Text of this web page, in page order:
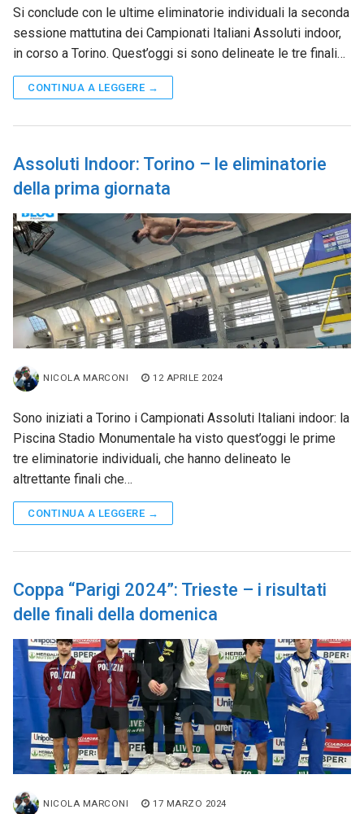
Si conclude con le ultime eliminatorie individuali la seconda
sessione mattutina dei Campionati Italiani Assoluti indoor,
in corso a Torino. Quest’oggi si sono delineate le tre finali…
CONTINUA A LEGGERE →
Assoluti Indoor: Torino – le eliminatorie
della prima giornata
NICOLA MARCONI 12 APRILE 2024
Sono iniziati a Torino i Campionati Assoluti Italiani indoor: la
Piscina Stadio Monumentale ha visto quest’oggi le prime
tre eliminatorie individuali, che hanno delineato le
altrettante finali che…
CONTINUA A LEGGERE →
Coppa “Parigi 2024”: Trieste – i risultati
delle finali della domenica
NICOLA MARCONI 17 MARZO 2024